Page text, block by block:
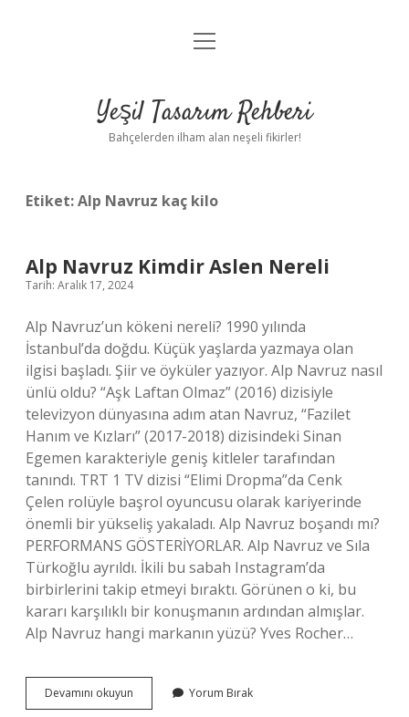
Anasayfa
Yasal Uyarı
menüyü
Yeşil Tasarım Rehberi
Bahçelerden ilham alan neşeli fikirler!
Etiket:Alp Navruz kaç kilo
Alp Navruz Kimdir Aslen Nereli
Tarih: Aralık 17, 2024
Alp Navruz’un kökeni nereli? 1990 yılında
İstanbul’da doğdu. Küçük yaşlarda yazmaya olan
ilgisi başladı. Şiir ve öyküler yazıyor. Alp Navruz nasıl
ünlü oldu? “Aşk Laftan Olmaz” (2016) dizisiyle
televizyon dünyasına adım atan Navruz, “Fazilet
Hanım ve Kızları” (2017-2018) dizisindeki Sinan
Egemen karakteriyle geniş kitleler tarafından
tanındı. TRT 1 TV dizisi “Elimi Dropma”da Cenk
Çelen rolüyle başrol oyuncusu olarak kariyerinde
önemli bir yükseliş yakaladı. Alp Navruz boşandı mı?
PERFORMANS GÖSTERİYORLAR. Alp Navruz ve Sıla
Türkoğlu ayrıldı. İkili bu sabah Instagram’da
birbirlerini takip etmeyi bıraktı. Görünen o ki, bu
kararı karşılıklı bir konuşmanın ardından almışlar.
Alp Navruz hangi markanın yüzü? Yves Rocher…
Devamını okuyun
Navruz
Yorum Bırak